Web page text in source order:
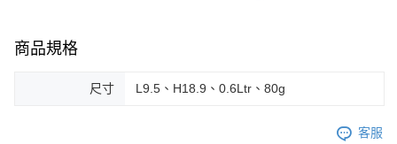
商品規格
尺寸 L9.5、H18.9、0.6Ltr、80g
客服